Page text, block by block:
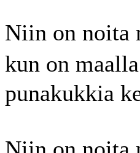
Niin on noita
kun on
punakukkia